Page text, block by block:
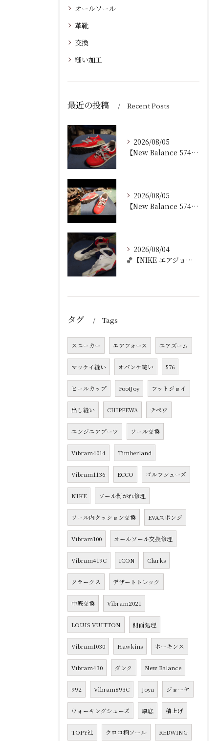
オールソール
革靴
交換
縫い加工
最近の投稿 Recent Posts
2026/08/05
【New Balance 574 修理｜加水分解したウェッジ...
2026/08/05
【New Balance 574 修理｜ウェッジヒール加水分...
2026/08/04
🏀【NIKE エアジョーダン7 加水分解修理｜ミッドソール交...
タグ Tags
スニーカー エアフォース エアズーム
マッケイ縫い オパンケ縫い 576
ヒールカップ FootJoy フットジョイ
出し縫い CHIPPEWA チペワ
エンジニアブーツ ソール交換
Vibram4014 Timberland
Vibram1136 ECCO ゴルフシューズ
NIKE ソール剥がれ修理
ソール内クッション交換 EVAスポンジ
Vibram100 オールソール交換修理
Vibram419C ICON Clarks
クラークス デザートトレック
中底交換 Vibram2021
LOUIS VUITTON 側面処理
Vibram1030 Hawkins ホーキンス
Vibram430 ダンク New Balance
992 Vibram893C Joya ジョーヤ
ウォーキングシューズ 厚底 積上げ
TOPY社 クロコ柄ソール REDWING